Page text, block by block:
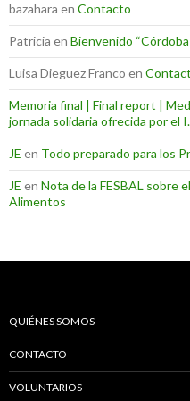
bazahara en Contacto
Patricia en Bienvenido
Luisa Dieguez Franco en
Memoria final | Final report |
jornada solidaria ofrecida por el
JE en Todo preparado para los
JE en Nota de la FESBAL sobre
Alimentos
QUIÉNES SOMOS
CONTACTO
VOLUNTARIOS